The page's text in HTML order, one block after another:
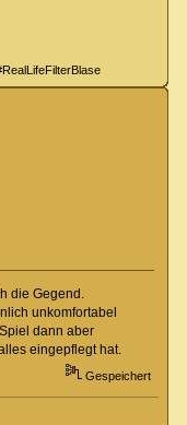
die Gegend.
unkomfortabel
dann aber
eingepflegt hat.
Gespeichert